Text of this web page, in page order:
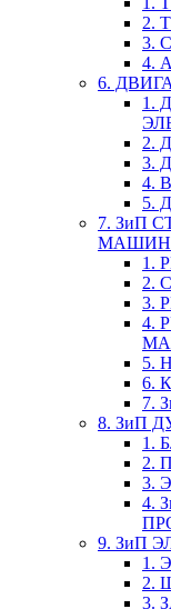
2.
3.
4.
6.
1.
2.
3.
4.
5.
7. ЗиП
МАШИН
1.
2.
3.
4.
5.
6.
7.
8. ЗиП
1.
2.
3.
4.
9. ЗиП
1.
2.
3.